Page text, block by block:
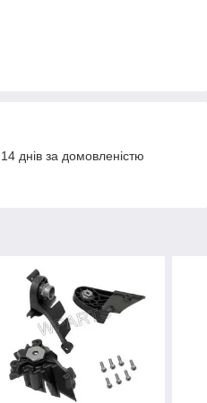
днів за домовленістю